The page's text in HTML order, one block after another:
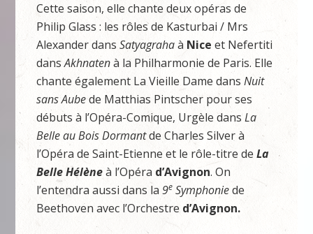
Cette saison, elle chante deux opéras de
Philip Glass : les rôles de Kasturbai / Mrs
Alexander dansSatyagrahaà Niceet Nefertiti
dansAkhnatenà la Philharmonie de Paris. Elle
chante également La Vieille Dame dansNuit
sans Aubede Matthias Pintscher pour ses
débuts à l’Opéra-Comique, Urgèle dansLa
Belle au Bois Dormantde Charles Silver à
l’Opéra de Saint-Etienne et le rôle-titre deLa
Belle Hélèneà l’Opéra d’Avignon. On
l’entendra aussi dans la9e Symphoniede
Beethoven avec l’Orchestre d’Avignon.